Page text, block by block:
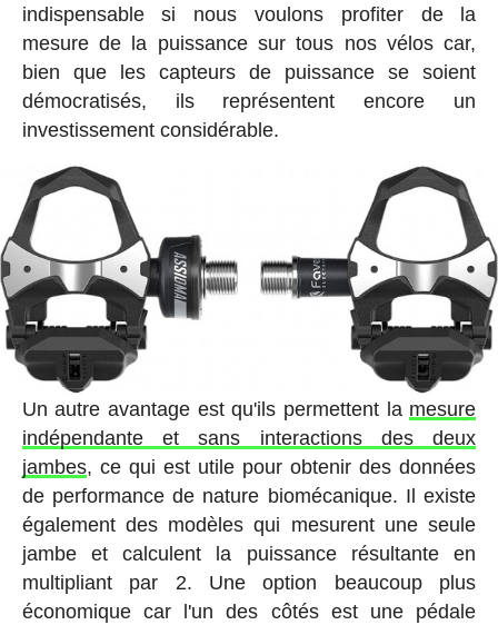
indispensable si nous voulons profiter de la
mesure de la puissance sur tous nos vélos car,
bien que les capteurs de puissance se soient
démocratisés, ils représentent encore un
investissement considérable.
Un autre avantage est qu'ils permettent la mesure
indépendante et sans interactions des deux
jambes, ce qui est utile pour obtenir des données
de performance de nature biomécanique. Il existe
également des modèles qui mesurent une seule
jambe et calculent la puissance résultante en
multipliant par 2. Une option beaucoup plus
économique car l'un des côtés est une pédale